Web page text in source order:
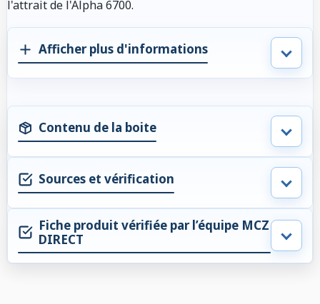
l'attrait de l'Alpha 6700.
Afficher plus d'informations
Contenu de la boite
Sources et vérification
Fiche produit vérifiée par l’équipe MCZ
DIRECT